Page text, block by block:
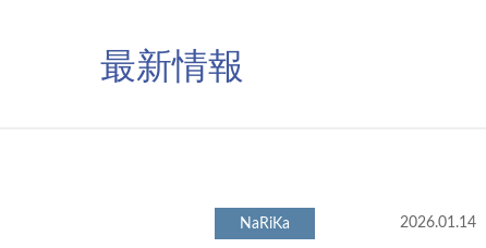
最新情報
2026.01.14